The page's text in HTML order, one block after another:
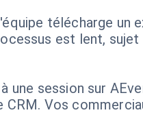
télécharge un
est lent,
une session sur
Vos